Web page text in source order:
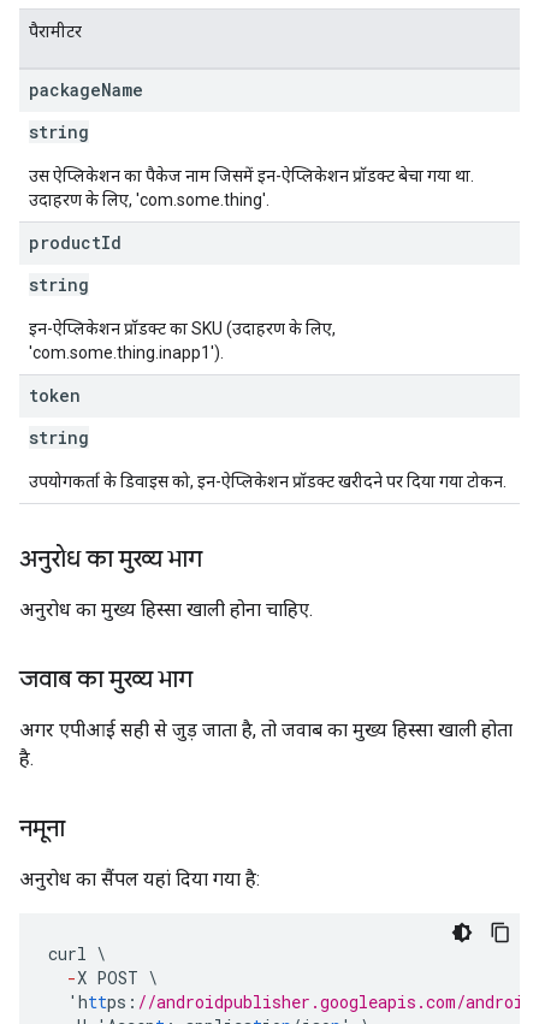
पैरामीटर
packageName
string
उस ऐप्लिकेशन का पैकेज नाम जिसमें इन-ऐप्लिकेशन प्रॉडक्ट बेचा गया था.
उदाहरण के लिए, 'com.some.thing'.
productId
string
इन-ऐप्लिकेशन प्रॉडक्ट का SKU (उदाहरण के लिए,
'com.some.thing.inapp1').
token
string
उपयोगकर्ता के डिवाइस को, इन-ऐप्लिकेशन प्रॉडक्ट खरीदने पर दिया गया टोकन.
अनुरोध का मुख्य भाग
अनुरोध का मुख्य हिस्सा खाली होना चाहिए.
जवाब का मुख्य भाग
अगर एपीआई सही से जुड़ जाता है, तो जवाब का मुख्य हिस्सा खाली होता
है.
नमूना
अनुरोध का सैंपल यहां दिया गया है:
curl \
-X POST \
'https : //androidpublisher.googleapis.com/